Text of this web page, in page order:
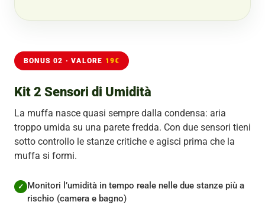
BONUS 02 · VALORE 19€
Kit 2 Sensori di Umidità
La muffa nasce quasi sempre dalla condensa: aria
troppo umida su una parete fredda. Con due sensori tieni
sotto controllo le stanze critiche e agisci prima che la
muffa si formi.
Monitori l’umidità in tempo reale nelle due stanze più a
rischio (camera e bagno)